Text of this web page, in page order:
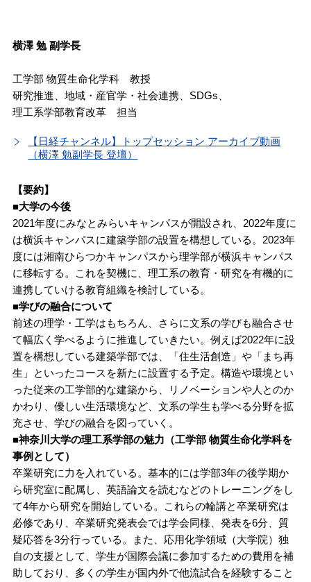
横澤 勉 副学長
工学部 物質生命化学科 教授
研究推進、地域・産官学・社会連携、SDGs、
理工系学部教育改革 担当
【日経チャンネル】トップセッション アーカイブ動画
（横澤 勉副学長 登壇）
【要約】
■大学の今後
2021年度にみなとみらいキャンパスが開設され、2022年度に
は横浜キャンパスに建築学部の設置を構想している。2023年
度には湘南ひらつかキャンパスから理学部が横浜キャンパス
に移転する。これを契機に、理工系の教育・研究を有機的に
連携していける教育組織を検討している。
■学びの融合について
前述の理学・工学はもちろん、さらに文系の学びも融合させ
て幅広く学べるように推進していきたい。例えば2022年に設
置を構想している建築学部では、「住生活創造」や「まち再
生」といったコースを新たに設置する予定。構造や環境とい
った従来の工学部的な建築から、リノベーションや人とのか
かわり、優しい生活環境など、文系の学生も学べる分野を拡
充させ、学びの融合を図っていく。
■神奈川大学の理工系学部の魅力（工学部 物質生命化学科を
事例として）
卒業研究に力を入れている。基本的には学部3年の後学期か
ら研究室に配属し、英語論文を読むなどのトレーニングをし
て4年から研究を開始している。これらの輪講と卒業研究は
必修であり、卒業研究発表会では学会同様、発表を6分、質
疑応答を3分行っている。また、応用化学領域（大学院）独
自の支援として、学生が国際会議に参加するための費用を補
助しており、多くの学生が国内外で他流試合を経験すること